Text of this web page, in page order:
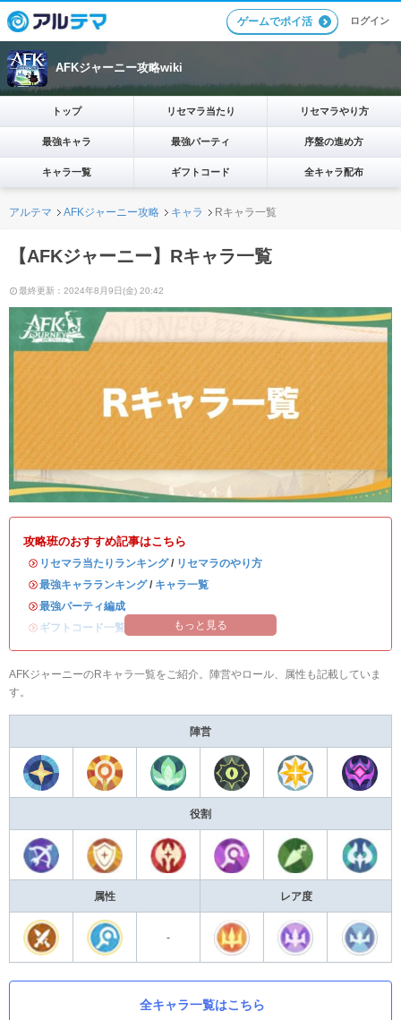
ゲームでポイ活 ログイン
AFKジャーニー攻略wiki
トップ リセマラ当たり リセマラやり方
最強キャラ 最強パーティ 序盤の進め方
キャラ一覧 ギフトコード 全キャラ配布
アルテマ AFKジャーニー攻略 キャラ Rキャラ一覧
【AFKジャーニー】Rキャラ一覧
最終更新：2024年8月9日(金) 20:42
攻略班のおすすめ記事はこちら
・ リセマラ当たりランキング/ リセマラのやり方
・最強キャラランキング/ キャラ一覧
・最強パーティ編成
・ ギフトコード一覧｜最新版 もっと見る
AFKジャーニーのRキャラ一覧をご紹介。陣営やロール、属性も記載していま
す。
陣営
役割
属性 レア度
-
全キャラ一覧はこちら